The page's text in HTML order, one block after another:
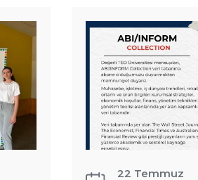
Abonelik
Duyurusu
22 Temmuz